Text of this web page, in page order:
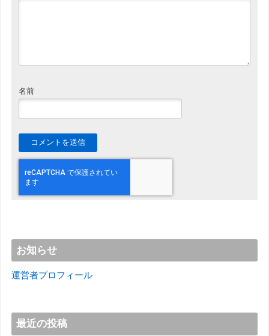
名前
お知らせ
運営者プロフィール
最近の投稿